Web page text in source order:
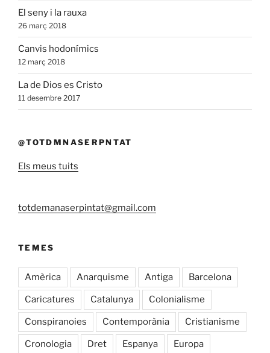
El seny i la rauxa
26 març 2018
Canvis hodonímics
12 març 2018
La de Dios es Cristo
11 desembre 2017
@TOTDMNASERPNTAT
Els meus tuits
totdemanaserpintat@gmail.com
TEMES
Amèrica Anarquisme Antiga Barcelona
Caricatures Catalunya Colonialisme
Conspiranoies Contemporània Cristianisme
Cronologia Dret Espanya Europa